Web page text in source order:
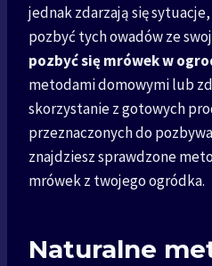
jednak zdarzają się
pozbyć tych owadów ze
pozbyć się mrówek w
metodami domowymi lub
skorzystanie z gotowych
przeznaczonych do
znajdziesz sprawdzone
mrówek z twojego ogródka.
Naturalne